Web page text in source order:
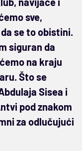
sve,
se to obistini.
siguran da
na kraju
Što se
Sisea i
pod znakom
za odlučujući